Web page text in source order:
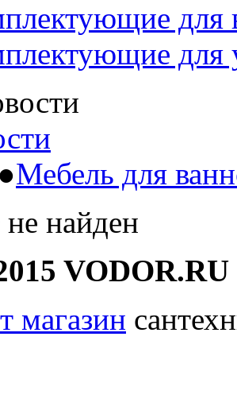
для
для
●Мебель для
найден
VODOR.RU
магазин